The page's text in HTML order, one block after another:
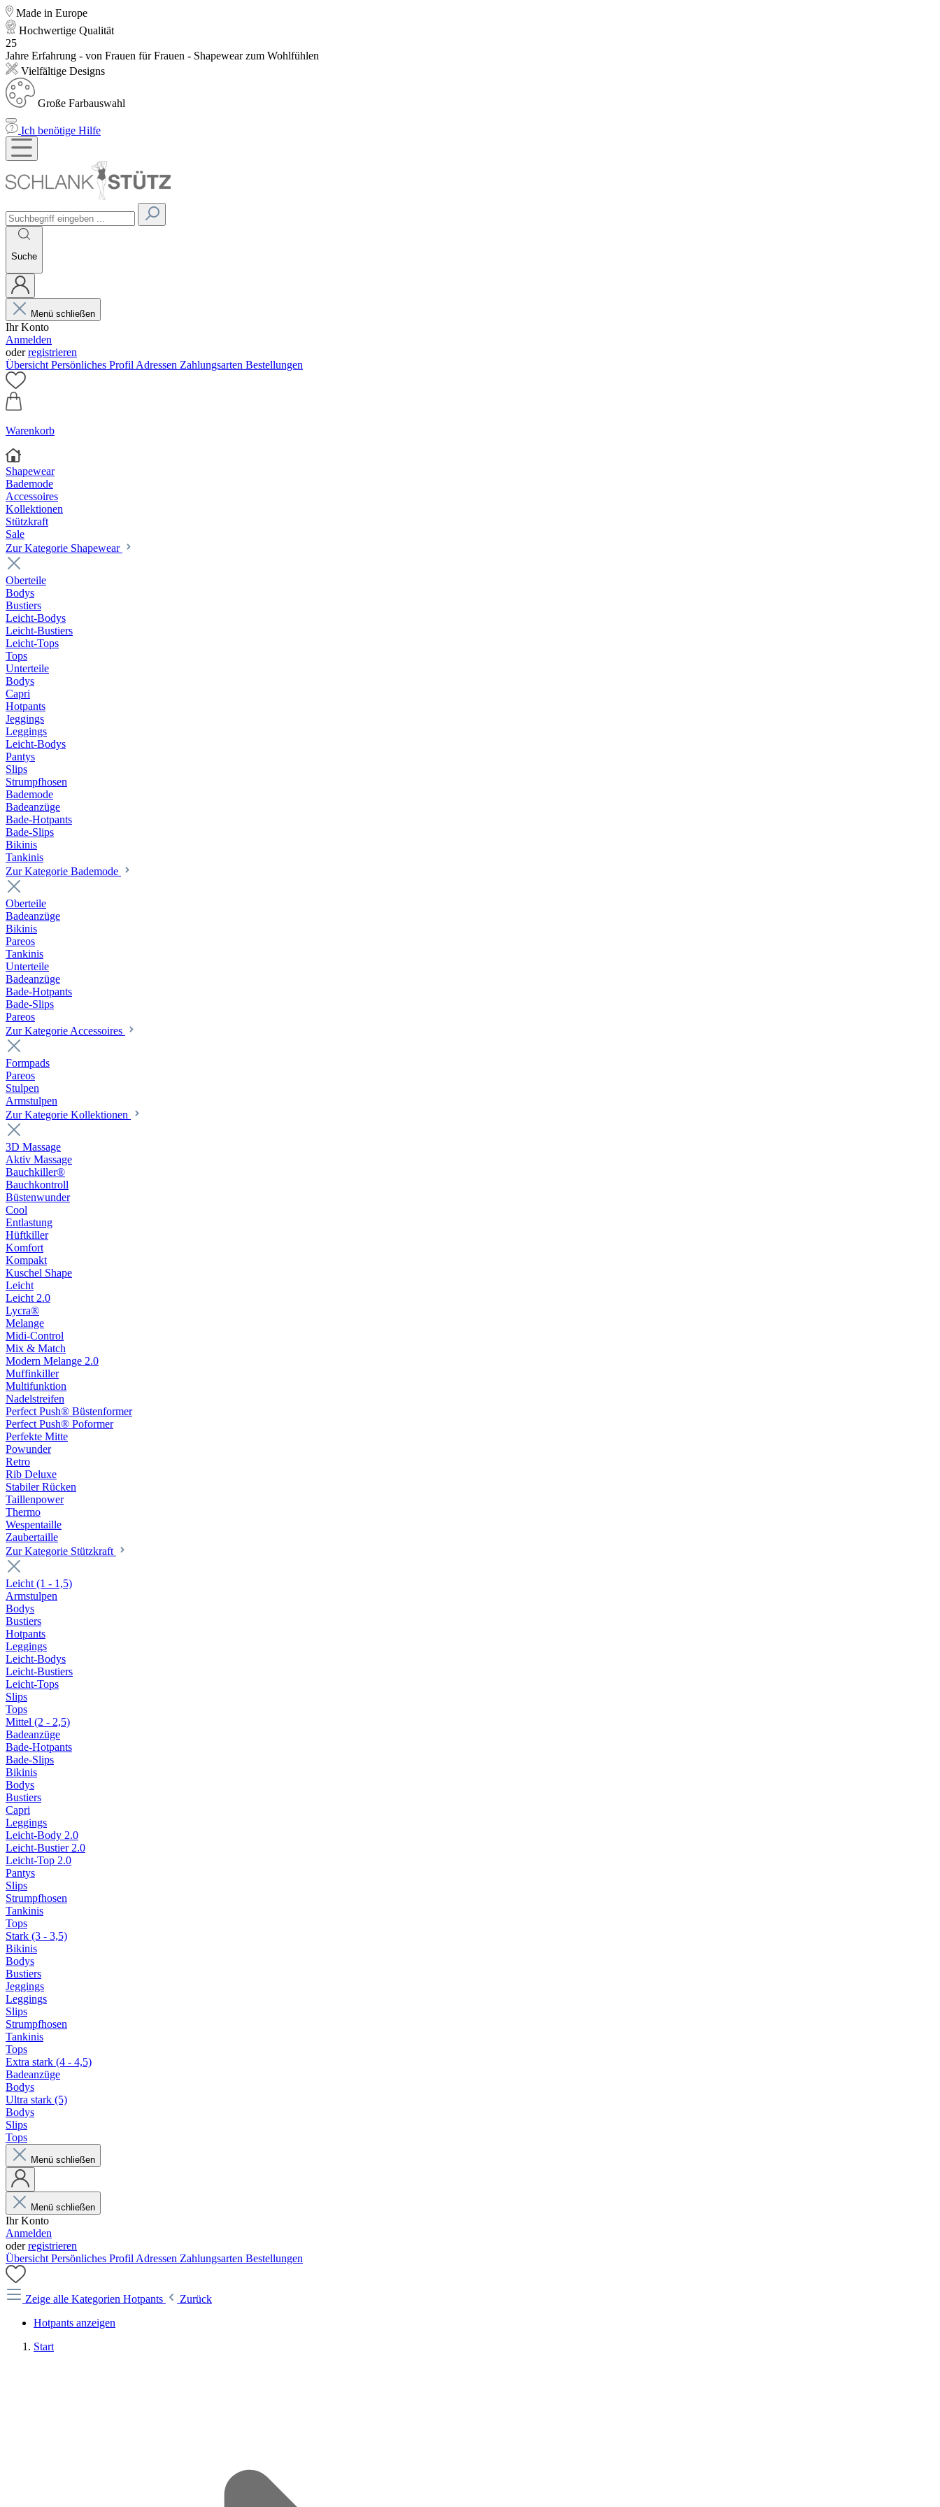
Made in Europe
Hochwertige Qualität
25
Jahre Erfahrung - von Frauen für Frauen - Shapewear zum Wohlfühlen
Vielfältige Designs
Große Farbauswahl
Ich benötige Hilfe
Suche
Menü schließen
Ihr Konto
Anmelden
oderregistrieren
Übersicht Persönliches Profil Adressen Zahlungsarten Bestellungen
Warenkorb
Shapewear
Bademode
Accessoires
Kollektionen
Stützkraft
Sale
Zur Kategorie Shapewear
Oberteile
Bodys
Bustiers
Leicht-Bodys
Leicht-Bustiers
Leicht-Tops
Tops
Unterteile
Bodys
Capri
Hotpants
Jeggings
Leggings
Leicht-Bodys
Pantys
Slips
Strumpfhosen
Bademode
Badeanzüge
Bade-Hotpants
Bade-Slips
Bikinis
Tankinis
Zur Kategorie Bademode
Oberteile
Badeanzüge
Bikinis
Pareos
Tankinis
Unterteile
Badeanzüge
Bade-Hotpants
Bade-Slips
Pareos
Zur Kategorie Accessoires
Formpads
Pareos
Stulpen
Armstulpen
Zur Kategorie Kollektionen
3D Massage
Aktiv Massage
Bauchkiller®
Bauchkontroll
Büstenwunder
Cool
Entlastung
Hüftkiller
Komfort
Kompakt
Kuschel Shape
Leicht
Leicht 2.0
Lycra®
Melange
Midi-Control
Mix & Match
Modern Melange 2.0
Muffinkiller
Multifunktion
Nadelstreifen
Perfect Push® Büstenformer
Perfect Push® Poformer
Perfekte Mitte
Powunder
Retro
Rib Deluxe
Stabiler Rücken
Taillenpower
Thermo
Wespentaille
Zaubertaille
Zur Kategorie Stützkraft
Leicht (1 - 1,5)
Armstulpen
Bodys
Bustiers
Hotpants
Leggings
Leicht-Bodys
Leicht-Bustiers
Leicht-Tops
Slips
Tops
Mittel (2 - 2,5)
Badeanzüge
Bade-Hotpants
Bade-Slips
Bikinis
Bodys
Bustiers
Capri
Leggings
Leicht-Body 2.0
Leicht-Bustier 2.0
Leicht-Top 2.0
Pantys
Slips
Strumpfhosen
Tankinis
Tops
Stark (3 - 3,5)
Bikinis
Bodys
Bustiers
Jeggings
Leggings
Slips
Strumpfhosen
Tankinis
Tops
Extra stark (4 - 4,5)
Badeanzüge
Bodys
Ultra stark (5)
Bodys
Slips
Tops
Menü schließen
Menü schließen
Ihr Konto
Anmelden
oderregistrieren
Übersicht Persönliches Profil Adressen Zahlungsarten Bestellungen
Zeige alle Kategorien Hotpants
Zurück
Hotpants anzeigen
Start